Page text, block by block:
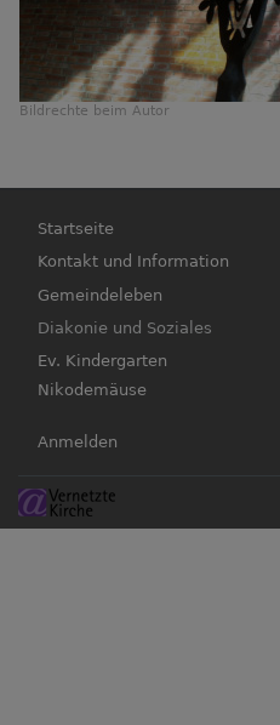
Bildrechte beim Autor
Hauptnavigation
Startseite
Kontakt und Information
Gemeindeleben
Diakonie und Soziales
Ev. Kindergarten
Nikodemäuse
Benutzermenü
Anmelden